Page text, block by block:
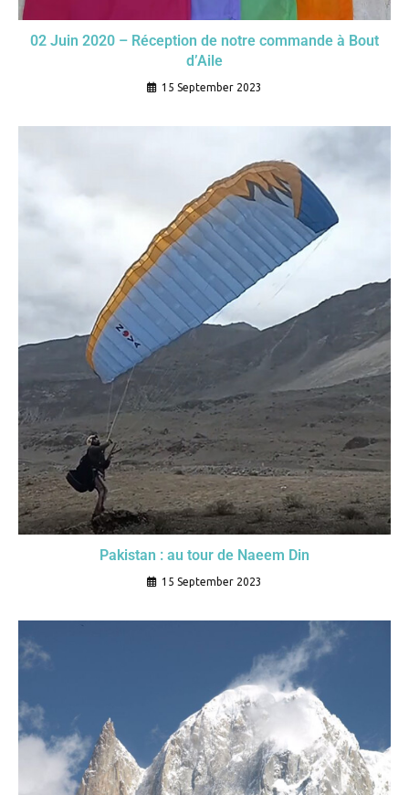
02 Juin 2020 – Réception de notre commande à Bout
d’Aile
15 September 2023
Pakistan : au tour de Naeem Din
15 September 2023